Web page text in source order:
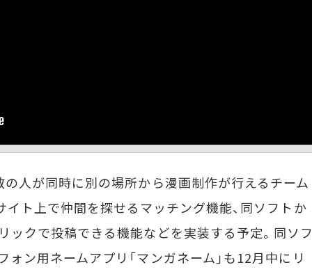
人が同時に別の場所から漫画制作が行えるチーム
イト上で仲間を探せるマッチング機能、同ソフトか
ックで投稿できる機能などを実装する予定。同ソフ
ン用ネームアプリ「マンガネーム」も12月中にリ